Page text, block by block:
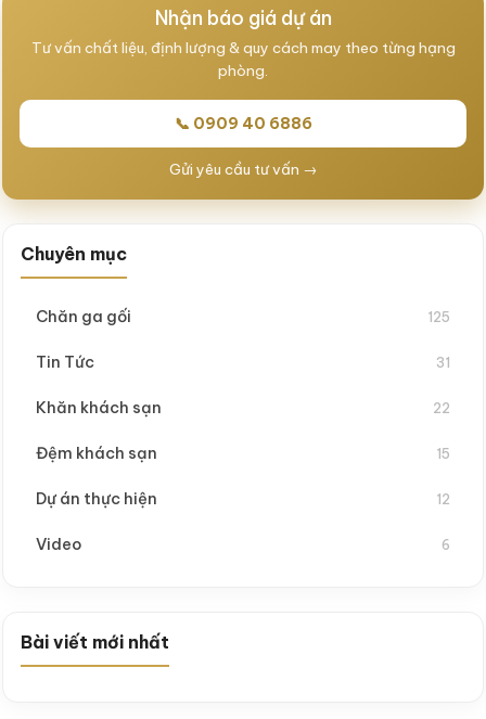
Nhận báo giá dự án
Tư vấn chất liệu, định lượng & quy cách may theo từng hạng
phòng.
📞 0909 40 6886
Gửi yêu cầu tư vấn →
Chuyên mục
Chăn ga gối 125
Tin Tức 31
Khăn khách sạn 22
Đệm khách sạn 15
Dự án thực hiện 12
Video 6
Bài viết mới nhất